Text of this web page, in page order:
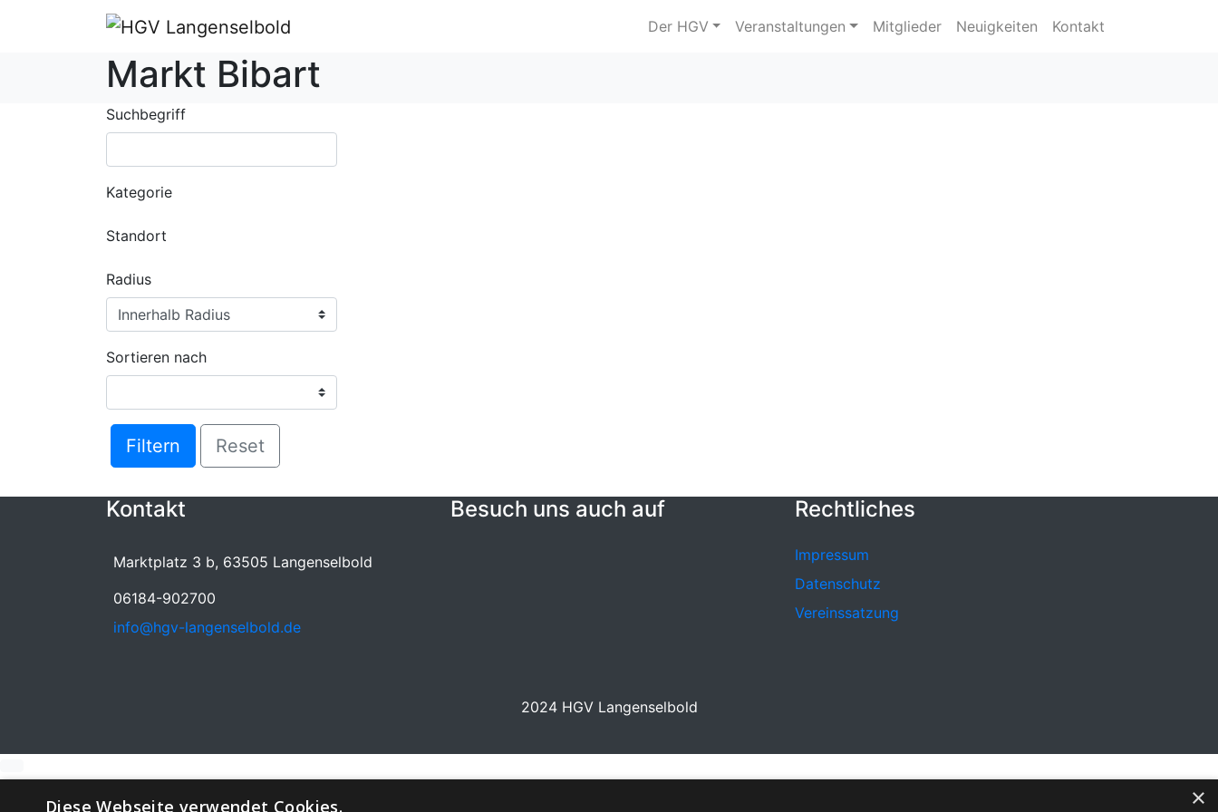
Der HGV Veranstaltungen Mitglieder Neuigkeiten Kontakt
Markt Bibart
Suchbegriff
Kategorie
Standort
Radius
Sortieren nach
Filtern Reset
Rechtliches
Impressum
Datenschutz
Vereinssatzung
Kontakt
Marktplatz 3 b, 63505 Langenselbold
06184-902700
info@hgv-langenselbold.de
Besuch uns auch auf
2024 HGV Langenselbold
×
Diese Webseite verwendet Cookies.